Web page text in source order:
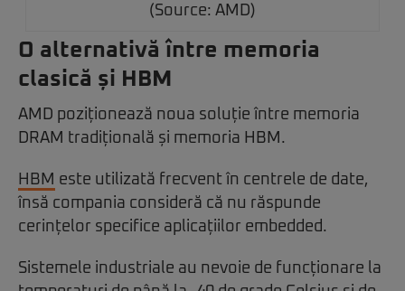
(Source: AMD)
O alternativă între memoria
clasică și HBM
AMD poziționează noua soluție între memoria
DRAM tradițională și memoria HBM.
HBM este utilizată frecvent în centrele de date,
însă compania consideră că nu răspunde
cerințelor specifice aplicațiilor embedded.
Sistemele industriale au nevoie de funcționare la